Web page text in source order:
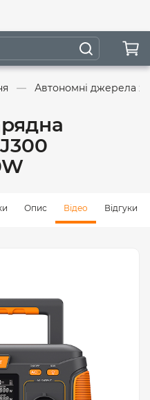
Автономні джерела
Опис Відео Відгуки (0)